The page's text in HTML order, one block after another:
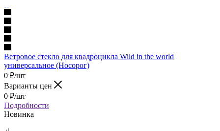
Ветровое стекло для квадроцикла Wild in the world
универсальное (Носорог)
0 ₽/шт
Варианты цен
0 ₽/шт
Подробности
Новинка